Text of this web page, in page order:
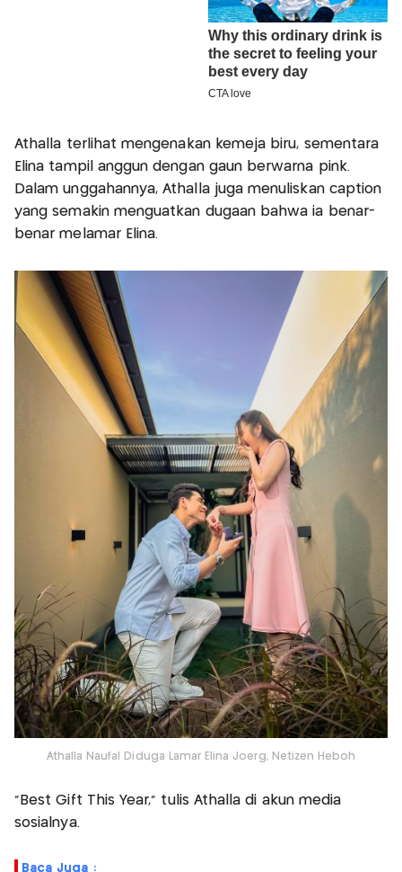
Athalla terlihat mengenakan kemeja biru, sementara
Elina tampil anggun dengan gaun berwarna pink.
Dalam unggahannya, Athalla juga menuliskan caption
yang semakin menguatkan dugaan bahwa ia benar-
benar melamar Elina.
Athalla Naufal Diduga Lamar Elina Joerg, Netizen Heboh
"Best Gift This Year," tulis Athalla di akun media
sosialnya.
Baca Juga :